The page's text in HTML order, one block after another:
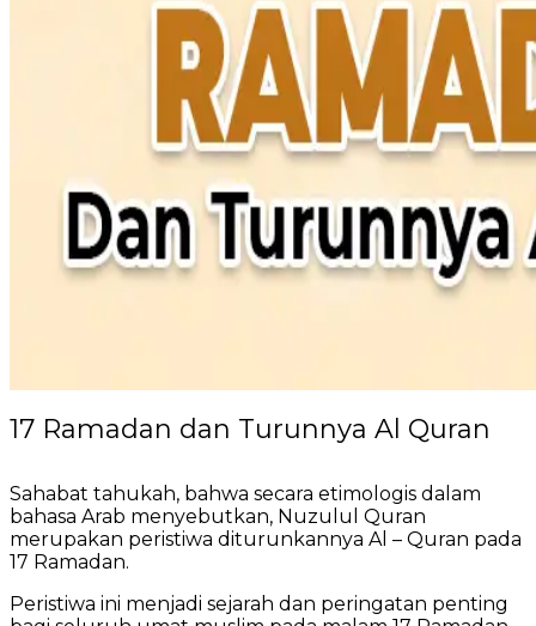
17 Ramadan dan Turunnya Al Quran
Sahabat tahukah, bahwa secara etimologis dalam
bahasa Arab menyebutkan, Nuzulul Quran
merupakan peristiwa diturunkannya Al – Quran pada
17 Ramadan.
Peristiwa ini menjadi sejarah dan peringatan penting